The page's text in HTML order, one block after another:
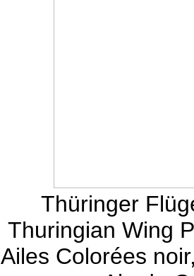
Thüringer
Thuringian Wing
Ailes Colorées